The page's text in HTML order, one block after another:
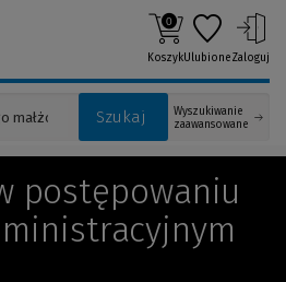
Szukaj
Wyszukiwanie
zaawansowane
0
KoszykUlubioneZaloguj
postępowaniu